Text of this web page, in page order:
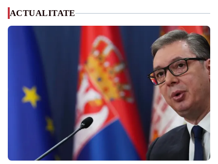
ACTUALITATE